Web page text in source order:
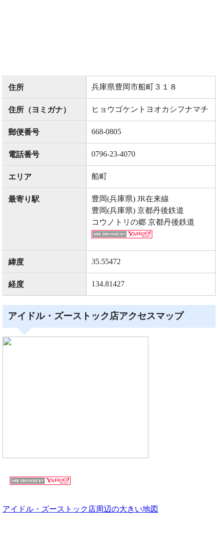
住所 兵庫県豊岡市船町３１８
住所（ヨミガナ） ヒョウゴケントヨオカシフナマチ
郵便番号 668-0805
電話番号 0796-23-4070
エリア 船町
最寄り駅
豊岡(兵庫県) JR在来線
豊岡(兵庫県) 京都丹後鉄道
コウノトリの郷 京都丹後鉄道
緯度 35.55472
経度 134.81427
アイドル・ズーストック店アクセスマップ
アイドル・ズーストック店周辺の大きい地図